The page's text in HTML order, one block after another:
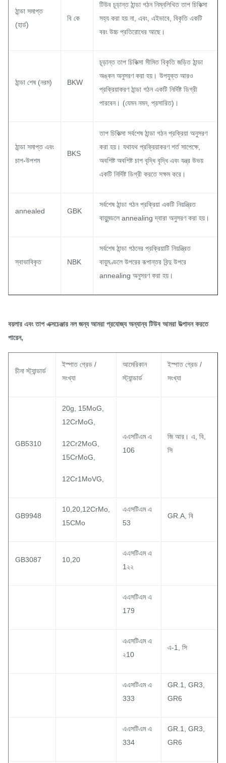
ব্যবসা সুযোগ
সম্পর্কিত লেপা এবং galvanized ইস্পাত টিউব
বাইরের ও ভেতরের দেয়ালে কোন অক্সিডেশন স্তর নেই;
উচ্চ চাপ অধীনে কোন ফুটো;
ঠান্ডা নমন পরে কোন বিকৃতি;
উচ্চ স্পষ্টতা উচ্চ পরিচ্ছন্নতা;
চমৎকার উজ্জ্বলতা
ঠান্ডা টানা এবং গরম সমাপ্ত
উচ্চ চাপ এবং তাপমাত্রা ব্যবহারের জন্য সুপেরিয়র কর্মক্ষমতা
চমৎকার জারা প্রতিরোধের
ঠান্ডা সমাপ্ত
(হার্ড)
বি কে
টিউব চূড়ান্ত ঠান্ডা গঠন নিম্নলিখিত তাপ চিকিত্সা
সহ্য করা হয় না, এবং, এইভাবে, বিকৃতি একটি
বরং উচ্চ প্রতিরোধের আছে।
ঠান্ডা শেষ (নরম) BKW
চূড়ান্ত তাপ চিকিত্সা সীমিত বিকৃতি জড়িত ঠান্ডা
অঙ্কন অনুসরণ করা হয়। উপযুক্ত আরও
প্রক্রিয়াকরণ ঠান্ডা গঠন একটি নির্দিষ্ট ডিগ্রী
পারবেন। (যেমন নমন, প্রসারিত)।
ঠান্ডা সমাপ্ত এবং
চাপ-উপশম
BKS
তাপ চিকিত্সা সর্বশেষ ঠান্ডা গঠন প্রক্রিয়া অনুসরণ
করা হয়। যথাযথ প্রক্রিয়াকরণ শর্ত সাপেক্ষে,
অবশিষ্ট অবশিষ্ট চাপ বৃদ্ধি বৃদ্ধি এবং যন্ত্র উভয়
একটি নির্দিষ্ট ডিগ্রী করতে সক্ষম করে।
annealed GBK
সর্বশেষ ঠান্ডা গঠন প্রক্রিয়া একটি নিয়ন্ত্রিত
বায়ুমন্ডলে annealing দ্বারা অনুসরণ করা হয়।
স্বাভাবিকৃত NBK
সর্বশেষ ঠান্ডা গঠনের প্রক্রিয়াটি নিয়ন্ত্রিত
বায়ুমণ্ডলে উপরের রূপান্তর বিন্দু উপরে
annealing অনুসরণ করা হয়।
বয়লার এবং তাপ এক্সচেঞ্জার নল জন্য আমরা প্রযোজ্য অন্যান্য টিউব আমরা উত্পাদন করতে
পারেন,
চীনা স্ট্যান্ডার্ড
ইস্পাত গ্রেড /
সংখ্যা
আমেরিকান
স্ট্যান্ডার্ড
ইস্পাত গ্রেড /
সংখ্যা
GB5310
20g, 15MoG,
12CrMoG,
12Cr2MoG,
15CrMoG,
12Cr1MoVG,
এএসটিএম এ
106
জি আর। এ, বি,
সি
GB9948
10,20,12CrMo,
15CMo
এএসটিএম এ
53
GR.A, বি
GB3087 10,20
এএসটিএম এ
1২২
এএসটিএম এ
179
এএসটিএম এ
২10
এ-1, সি
এএসটিএম এ
333
GR.1, GR3,
GR6
এএসটিএম এ
334
GR.1, GR3,
GR6